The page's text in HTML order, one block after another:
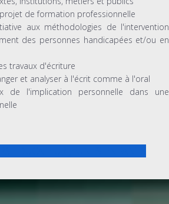
de formation professionnelle
aux méthodologies de l'intervention
des personnes handicapées et/ou en
travaux d'écriture
et analyser à l'écrit comme à l'oral
de l'implication personnelle dans une